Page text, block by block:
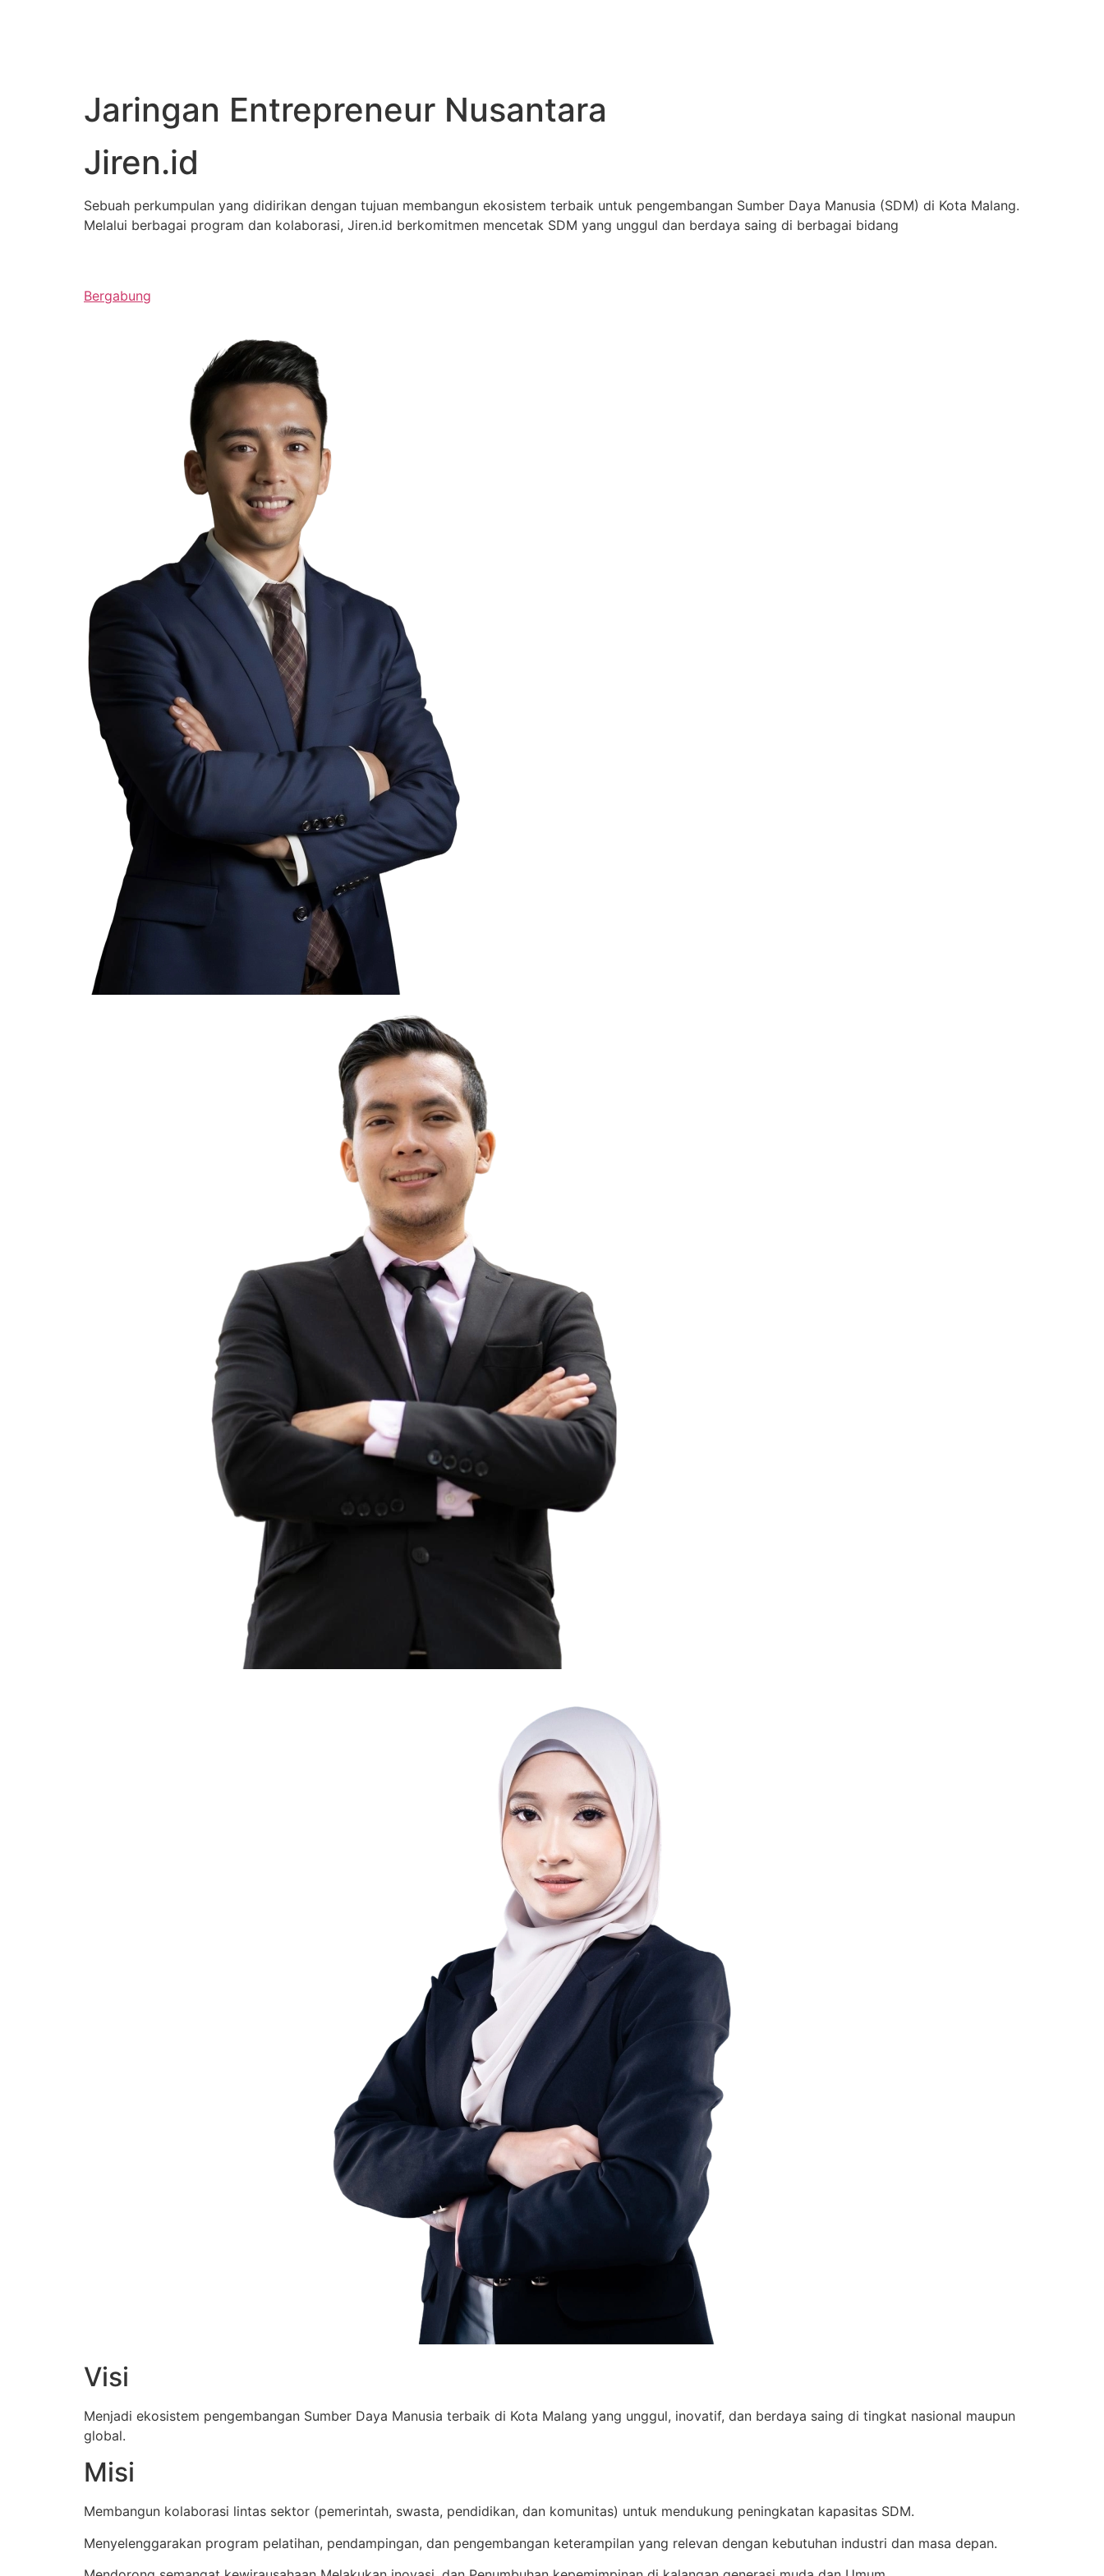
Jaringan Entrepreneur Nusantara
Jiren.id
Sebuah perkumpulan yang didirikan dengan tujuan membangun ekosistem terbaik untuk pengembangan Sumber Daya Manusia (SDM) di Kota Malang.
Melalui berbagai program dan kolaborasi, Jiren.id berkomitmen mencetak SDM yang unggul dan berdaya saing di berbagai bidang
Bergabung
Visi
Menjadi ekosistem pengembangan Sumber Daya Manusia terbaik di Kota Malang yang unggul, inovatif, dan berdaya saing di tingkat nasional maupun
global.
Misi
Membangun kolaborasi lintas sektor (pemerintah, swasta, pendidikan, dan komunitas) untuk mendukung peningkatan kapasitas SDM.
Menyelenggarakan program pelatihan, pendampingan, dan pengembangan keterampilan yang relevan dengan kebutuhan industri dan masa depan.